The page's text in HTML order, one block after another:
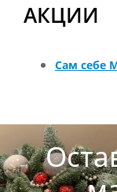
АКЦИИ
Сам себе